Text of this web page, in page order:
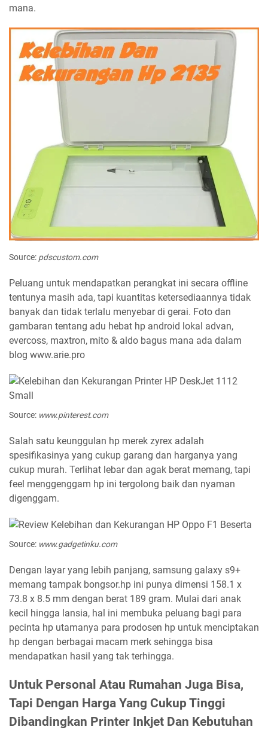
mana.
Source: pdscustom.com
Peluang untuk mendapatkan perangkat ini secara offline
tentunya masih ada, tapi kuantitas ketersediaannya tidak
banyak dan tidak terlalu menyebar di gerai. Foto dan
gambaran tentang adu hebat hp android lokal advan,
evercoss, maxtron, mito & aldo bagus mana ada dalam
blog www.arie.pro
Source: www.pinterest.com
Salah satu keunggulan hp merek zyrex adalah
spesifikasinya yang cukup garang dan harganya yang
cukup murah. Terlihat lebar dan agak berat memang, tapi
feel menggenggam hp ini tergolong baik dan nyaman
digenggam.
Source: www.gadgetinku.com
Dengan layar yang lebih panjang, samsung galaxy s9+
memang tampak bongsor.hp ini punya dimensi 158.1 x
73.8 x 8.5 mm dengan berat 189 gram. Mulai dari anak
kecil hingga lansia, hal ini membuka peluang bagi para
pecinta hp utamanya para prodosen hp untuk menciptakan
hp dengan berbagai macam merk sehingga bisa
mendapatkan hasil yang tak terhingga.
Untuk Personal Atau Rumahan Juga Bisa,
Tapi Dengan Harga Yang Cukup Tinggi
Dibandingkan Printer Inkjet Dan Kebutuhan